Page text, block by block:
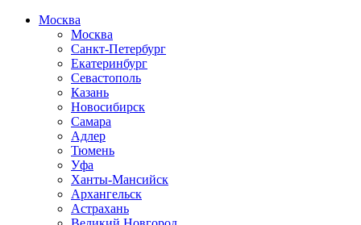
Москва
Москва
Санкт-Петербург
Екатеринбург
Севастополь
Казань
Новосибирск
Самара
Адлер
Тюмень
Уфа
Ханты-Мансийск
Архангельск
Астрахань